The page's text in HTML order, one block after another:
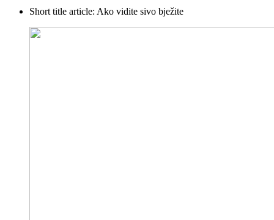
Short title article: Ako vidite sivo bježite